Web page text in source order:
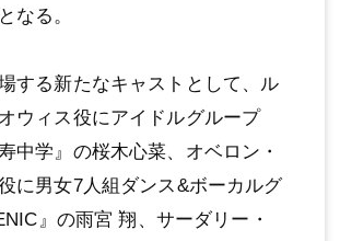
なる。
する新たなキャストとして、ル
ウィス役にアイドルグループ
中学』の桜⽊⼼菜、オベロン・
に男⼥7⼈組ダンス&ボーカルグ
』の⾬宮 翔、サーダリー・